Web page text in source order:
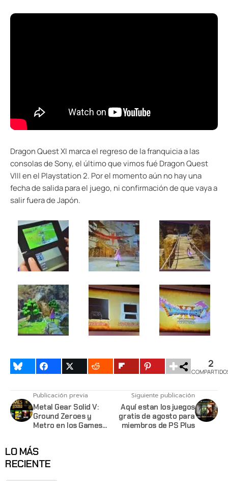
Dragon Quest XI marca el regreso de la franquicia a las
consolas de Sony, el último que vimos fué Dragon Quest
VIII en el Playstation 2. Por el momento aún no hay una
fecha de salida para el juego, ni confirmación de que vaya a
salir fuera de Japón.
2
Publicación previa
Metal Gear Solid V:
Ground Zeroes y
Metro en los Games
Siguiente publicación
Aquí estan los juegos
gratis de agosto para
miembros de PS Plus
LO MÁS
RECIENTE